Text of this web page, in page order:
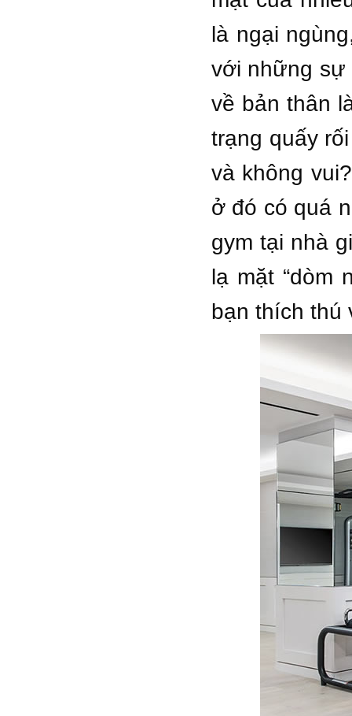
là ngại
với những sự
về bản thân
trạng quấy
và không
ở đó có quá
gym tại nhà
lạ mặt “dòm
bạn thích